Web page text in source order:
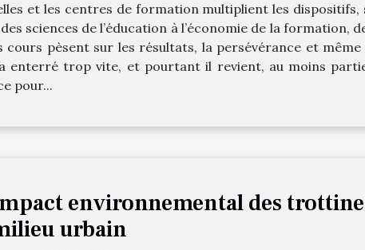
et les centres de formation multiplient les
sciences de l’éducation à l’économie de la formation,
pèsent sur les résultats, la persévérance et
enterré trop vite, et pourtant il revient, au moins
pour...
environnemental des
urbain